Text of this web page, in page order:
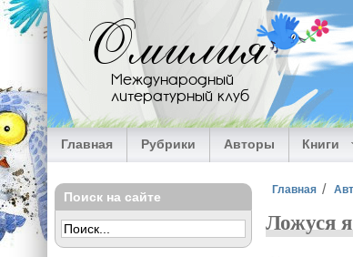
Перейти к основному содержанию
Омилия
Международный
литературный клуб
Главная Рубрики Авторы Книги
Вы здесь
Главная
Ложуся
Поиск на сайте